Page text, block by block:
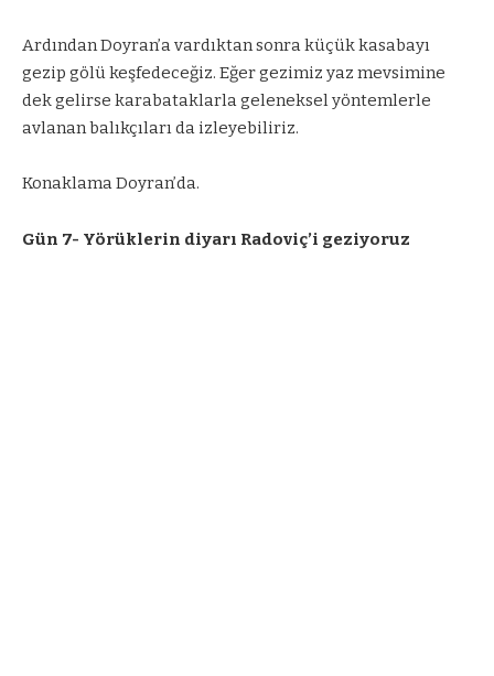
Ardından Doyran’a vardıktan sonra küçük kasabayı
gezip gölü keşfedeceğiz. Eğer gezimiz yaz mevsimine
dek gelirse karabataklarla geleneksel yöntemlerle
avlanan balıkçıları da izleyebiliriz.
Konaklama Doyran’da.
Gün 7- Yörüklerin diyarı Radoviç’i geziyoruz